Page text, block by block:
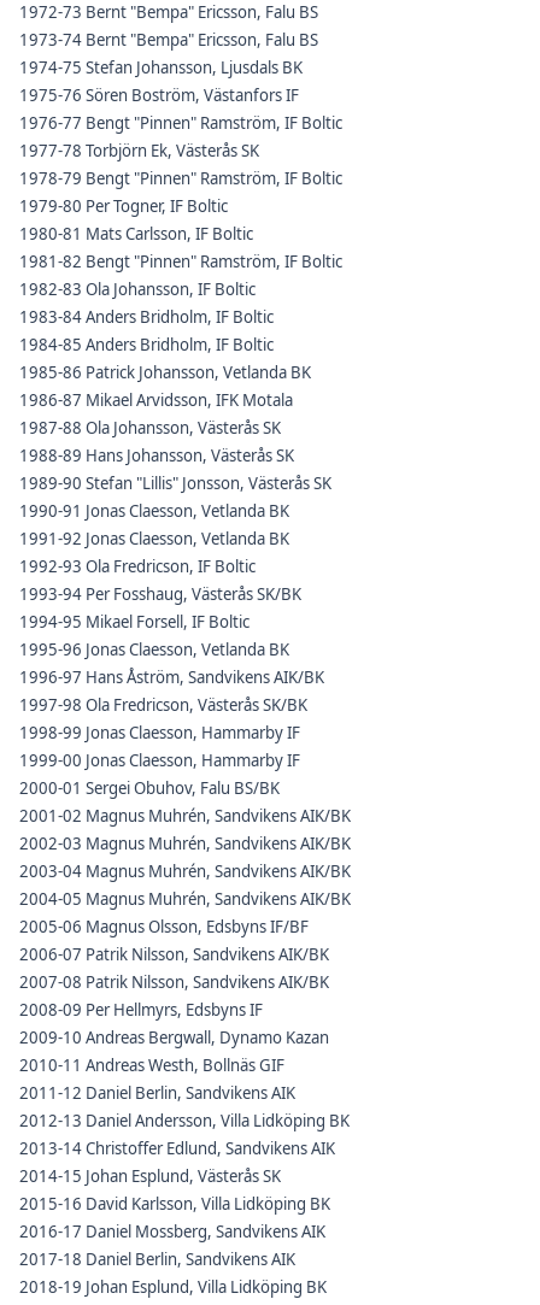
1972-73 Bernt "Bempa" Ericsson, Falu BS
1973-74 Bernt "Bempa" Ericsson, Falu BS
1974-75 Stefan Johansson, Ljusdals BK
1975-76 Sören Boström, Västanfors IF
1976-77 Bengt "Pinnen" Ramström, IF Boltic
1977-78 Torbjörn Ek, Västerås SK
1978-79 Bengt "Pinnen" Ramström, IF Boltic
1979-80 Per Togner, IF Boltic
1980-81 Mats Carlsson, IF Boltic
1981-82 Bengt "Pinnen" Ramström, IF Boltic
1982-83 Ola Johansson, IF Boltic
1983-84 Anders Bridholm, IF Boltic
1984-85 Anders Bridholm, IF Boltic
1985-86 Patrick Johansson, Vetlanda BK
1986-87 Mikael Arvidsson, IFK Motala
1987-88 Ola Johansson, Västerås SK
1988-89 Hans Johansson, Västerås SK
1989-90 Stefan "Lillis" Jonsson, Västerås SK
1990-91 Jonas Claesson, Vetlanda BK
1991-92 Jonas Claesson, Vetlanda BK
1992-93 Ola Fredricson, IF Boltic
1993-94 Per Fosshaug, Västerås SK/BK
1994-95 Mikael Forsell, IF Boltic
1995-96 Jonas Claesson, Vetlanda BK
1996-97 Hans Åström, Sandvikens AIK/BK
1997-98 Ola Fredricson, Västerås SK/BK
1998-99 Jonas Claesson, Hammarby IF
1999-00 Jonas Claesson, Hammarby IF
2000-01 Sergei Obuhov, Falu BS/BK
2001-02 Magnus Muhrén, Sandvikens AIK/BK
2002-03 Magnus Muhrén, Sandvikens AIK/BK
2003-04 Magnus Muhrén, Sandvikens AIK/BK
2004-05 Magnus Muhrén, Sandvikens AIK/BK
2005-06 Magnus Olsson, Edsbyns IF/BF
2006-07 Patrik Nilsson, Sandvikens AIK/BK
2007-08 Patrik Nilsson, Sandvikens AIK/BK
2008-09 Per Hellmyrs, Edsbyns IF
2009-10 Andreas Bergwall, Dynamo Kazan
2010-11 Andreas Westh, Bollnäs GIF
2011-12 Daniel Berlin, Sandvikens AIK
2012-13 Daniel Andersson, Villa Lidköping BK
2013-14 Christoffer Edlund, Sandvikens AIK
2014-15 Johan Esplund, Västerås SK
2015-16 David Karlsson, Villa Lidköping BK
2016-17 Daniel Mossberg, Sandvikens AIK
2017-18 Daniel Berlin, Sandvikens AIK
2018-19 Johan Esplund, Villa Lidköping BK